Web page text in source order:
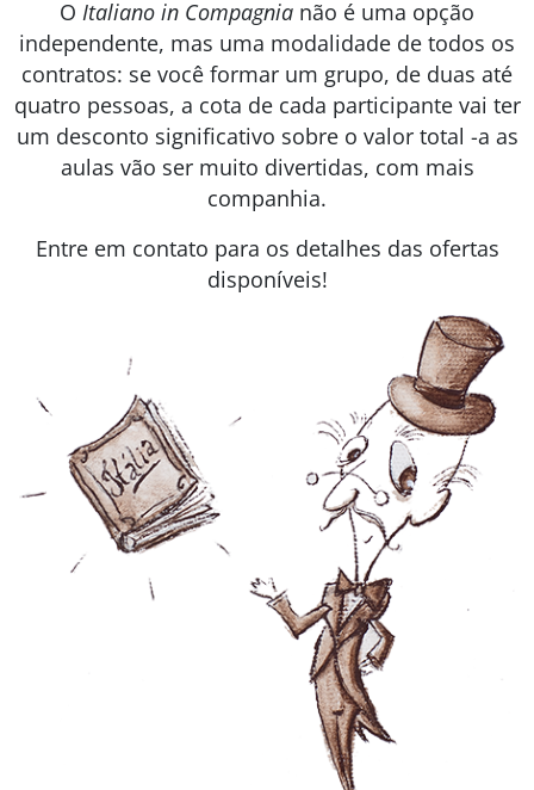
O Italiano in Compagnia não é uma opção
independente, mas uma modalidade de todos os
contratos: se você formar um grupo, de duas até
quatro pessoas, a cota de cada participante vai ter
um desconto significativo sobre o valor total -a as
aulas vão ser muito divertidas, com mais
companhia.
Entre em contato para os detalhes das ofertas
disponíveis!